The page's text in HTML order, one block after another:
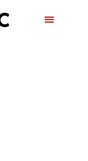
Menú